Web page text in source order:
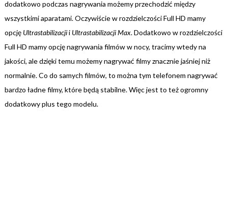
dodatkowo podczas nagrywania możemy przechodzić między
wszystkimi aparatami. Oczywiście w rozdzielczości Full HD mamy
opcję Ultrastabilizacjii Ultrastabilizacji Max. Dodatkowo w rozdzielczości
Full HD mamy opcję nagrywania filmów w nocy, tracimy wtedy na
jakości, ale dzięki temu możemy nagrywać filmy znacznie jaśniej niż
normalnie. Co do samych filmów, to można tym telefonem nagrywać
bardzo ładne filmy, które będą stabilne. Więc jest to też ogromny
dodatkowy plus tego modelu.